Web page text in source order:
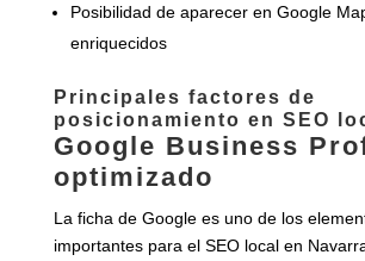
Posibilidad de aparecer en Google
enriquecidos
Principales factores de
posicionamiento en SEO
Google Business
optimizado
La ficha de Google es uno de los
importantes para el SEO local en